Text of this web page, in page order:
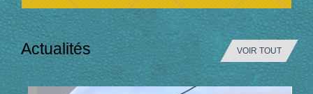
Actualités VOIR TOUT